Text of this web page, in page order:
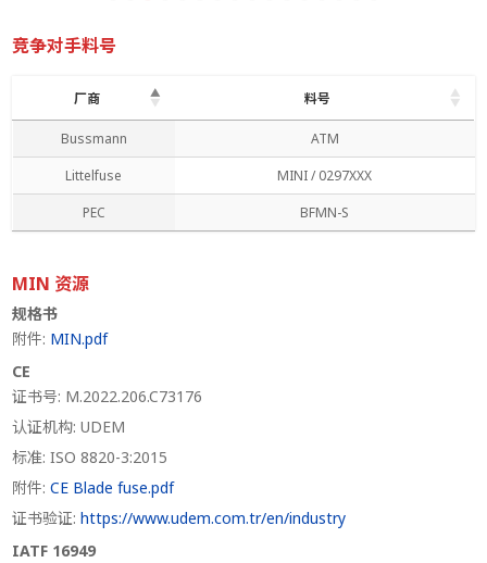
竞争对手料号
厂商
料号
厂商
料号
Bussmann
ATM
Littelfuse
MINI / 0297XXX
PEC
BFMN-S
MIN 资源
规格书
附件: MIN.pdf
CE
证书号: M.2022.206.C73176
认证机构: UDEM
标准: ISO 8820-3:2015
附件:CE Blade fuse.pdf
证书验证:https://www.udem.com.tr/en/industry
IATF 16949